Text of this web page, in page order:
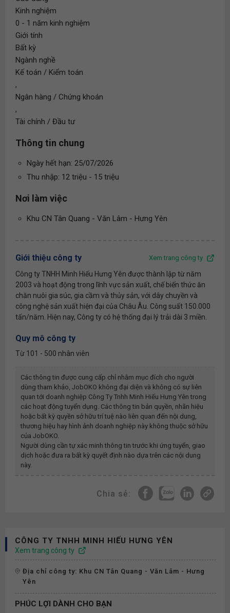
Kinh nghiệm
0 - 1 năm kinh nghiệm
Giới tính
Bất kỳ
Ngành nghề
Kế toán / Kiểm toán
,
Ngân hàng / Chứng khoán
,
Tài chính / Đầu tư
Thông tin chung
Ngày hết hạn: 25/07/2026
Thu nhập: 12 triệu - 15 triệu
Nơi làm việc
Khu CN Tân Quang - Văn Lâm - Hưng Yên
Giới thiệu công ty Xem trang công ty
Công ty TNHH Minh Hiếu Hưng Yên được thành lập từ năm
2003 và hoạt động trong lĩnh vực sản xuất, chế biến thức ăn
chăn nuôi gia súc, gia cầm và thủy sản, với dây chuyền và
công nghệ sản xuất hiện đại của Châu Âu. Công suất 150.000
tấn/năm. Hiện nay, Công ty có hệ thống đại lý trải dài 3 miền.
Quy mô công ty
Từ 101 - 500 nhân viên
Các thông tin được cung cấp chỉ nhằm mục đích cho người
dùng tham khảo, JobOKO không đại diện và không có sự liên
quan tới doanh nghiệp Công Ty Tnhh Minh Hiếu Hưng Yên trong
các hoạt động tuyển dụng. Các thông tin bản quyền, nhãn hiệu
hoặc bất kỳ quyền sở hữu trí tuệ nào liên quan đến nội dung,
thương hiệu hay hình ảnh doanh nghiệp này không thuộc sở hữu
của JobOKO.
Người dùng cần tự xác minh thông tin trước khi ứng tuyển, giao
dịch hoặc đưa ra bất kỳ quyết định nào dựa trên các nội dung
này.
Chia sẻ:
CÔNG TY TNHH MINH HIẾU HƯNG YÊN
Xem trang công ty
Địa chỉ công ty: Khu CN Tân Quang - Văn Lâm - Hưng
Yên
PHÚC LỢI DÀNH CHO BẠN